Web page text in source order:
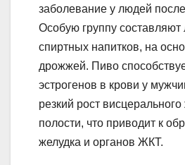
заболевание у людей после
Особую группу составляют
спиртных напитков, на
дрожжей. Пиво
эстрогенов в крови у
резкий рост
полости, что приводит к
желудка и органов ЖКТ.